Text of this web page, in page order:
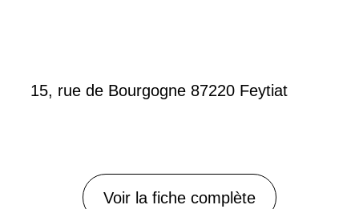
15, rue de Bourgogne 87220 Feytiat
Voir la fiche complète